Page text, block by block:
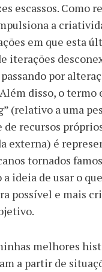
escassos. Como
a
em que esta
iterações
por
disso, o termo
(relativo a uma
de recursos
externa) é
tornados
ideia de usar o
possível e mais
melhores
a partir de